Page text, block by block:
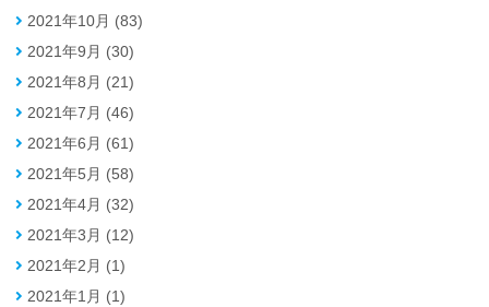
2021年10月 (83)
2021年9月 (30)
2021年8月 (21)
2021年7月 (46)
2021年6月 (61)
2021年5月 (58)
2021年4月 (32)
2021年3月 (12)
2021年2月 (1)
2021年1月 (1)